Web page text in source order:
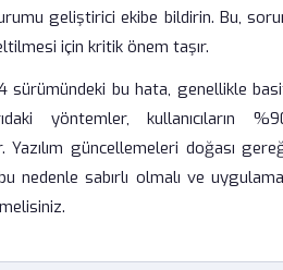
geliştirici ekibe bildirin. Bu,
için kritik önem taşır.
sürümündeki bu hata, genellikle
yöntemler, kullanıcıların
Yazılım güncellemeleri doğası
nedenle sabırlı olmalı ve